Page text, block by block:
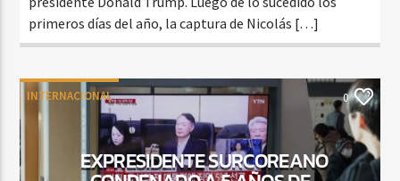
primeros días del año, la captura de Nicolás […]
INTERNACIONAL 0
EXPRESIDENTE SURCOREANO